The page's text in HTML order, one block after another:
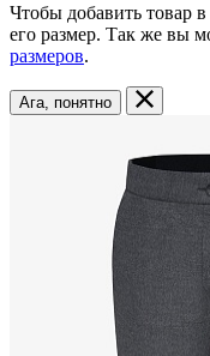
Чтобы добавить товар
его размер. Так же вы
размеров.
Ага, понятно